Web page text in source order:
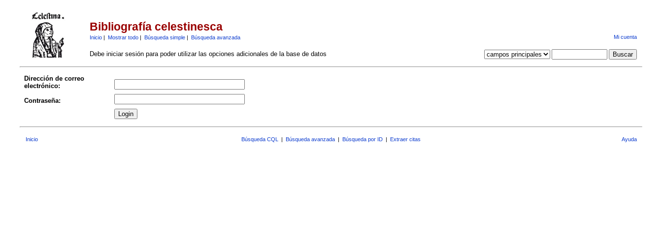
Bibliografía celestinesca
Inicio| Mostrar todo| Búsqueda simple| Búsqueda avanzada Mi cuenta
Debe iniciar sesión para poder utilizar las opciones adicionales de la base de datos
Dirección de correo
electrónico:
Contraseña:
Inicio Búsqueda CQL | Búsqueda avanzada | Búsqueda por ID | Extraer citas Ayuda